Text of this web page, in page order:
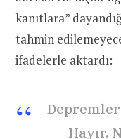
kanıtlara”
tahmin
ifadelerle aktardı:
Hayır.